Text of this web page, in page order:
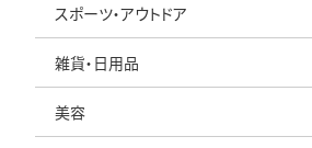
スポーツ・アウトドア
雑貨・日用品
美容